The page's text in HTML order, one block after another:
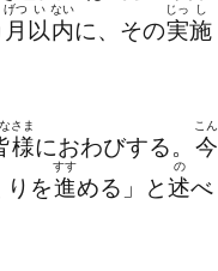
月
げつ
以
い
内
ない
に、その実
じっ
施
し
様
さま
におわびする。 今
こん
りを進
すす
める」と述
の
べ